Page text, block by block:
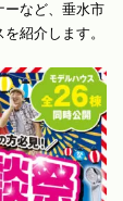
ーなど、垂水市
紹介します。